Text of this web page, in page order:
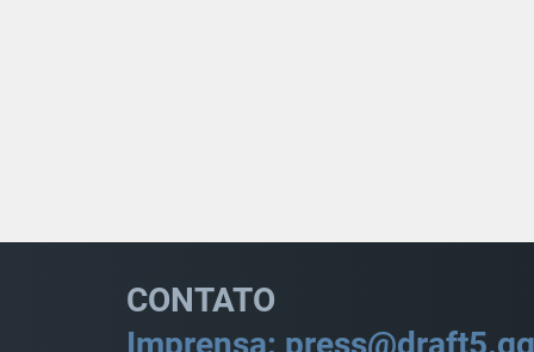
CONTATO
Imprensa: press@draft5.gg